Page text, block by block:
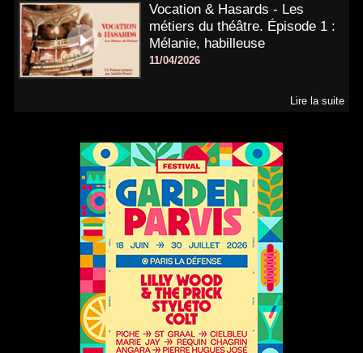
Vocation & Hasards - Les
métiers du théâtre. Épisode 1 :
Mélanie, habilleuse
11/04/2026
Lire la suite